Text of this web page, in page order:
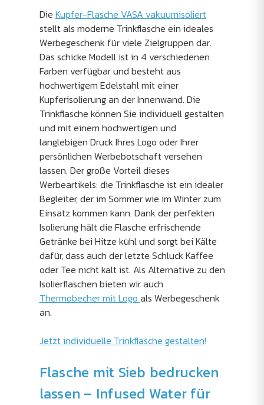
Die Kupfer-Flasche VASA vakuumisoliert
stellt als moderne Trinkflasche ein ideales
Werbegeschenk für viele Zielgruppen dar.
Das schicke Modell ist in 4 verschiedenen
Farben verfügbar und besteht aus
hochwertigem Edelstahl mit einer
Kupferisolierung an der Innenwand. Die
Trinkflasche können Sie individuell gestalten
und mit einem hochwertigen und
langlebigen Druck Ihres Logo oder Ihrer
persönlichen Werbebotschaft versehen
lassen. Der große Vorteil dieses
Werbeartikels: die Trinkflasche ist ein idealer
Begleiter, der im Sommer wie im Winter zum
Einsatz kommen kann. Dank der perfekten
Isolierung hält die Flasche erfrischende
Getränke bei Hitze kühl und sorgt bei Kälte
dafür, dass auch der letzte Schluck Kaffee
oder Tee nicht kalt ist. Als Alternative zu den
Isolierflaschen bieten wir auch
Thermobecher mit Logo als Werbegeschenk
an.
Jetzt individuelle Trinkflasche gestalten!
Flasche mit Sieb bedrucken
lassen – Infused Water für